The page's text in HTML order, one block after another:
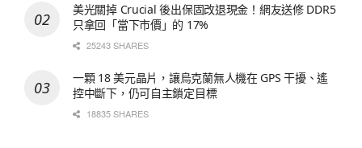
美光關掉 Crucial 後出保固改退現金！網友送修 DDR5
只拿回「當下市價」的 17%
25243 SHARES
一顆 18 美元晶片，讓烏克蘭無人機在 GPS 干擾、遙
控中斷下，仍可自主鎖定目標
18835 SHARES